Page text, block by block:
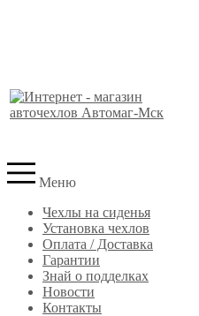
Меню
Чехлы на сиденья
Установка чехлов
Оплата / Доставка
Гарантии
Знай о подделках
Новости
Контакты